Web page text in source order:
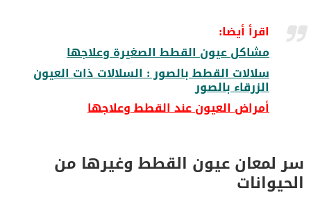
اقرأ أيضا:
مشاكل عيون القطط الصغيرة وعلاجها
سلالات القطط بالصور : السلالات ذات العيون
الزرقاء بالصور
أمراض العيون عند القطط وعلاجها
سر لمعان عيون القطط وغيرها من
الحيوانات